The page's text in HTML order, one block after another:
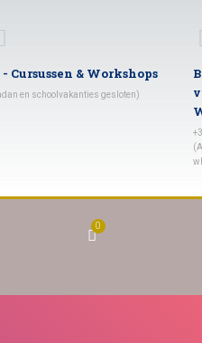
& Workshops
en schoolvakanties gesloten)
0